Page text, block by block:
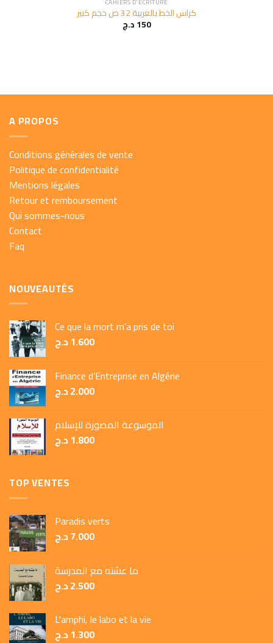
كراس الخط بالعربية 32 ص حجم كبير
150د.ج
A PROPOS
Conditions générales de vente
Politique de confidentialité
Mentions légales
Retour et remboursement
Qui sommes-nous
Contact
Faq
NOUVEAUTÉS
Ce que la mort m’a pris de toi
1.600د.ج
Finance d’Entreprise en Algérie
2.000د.ج
الموسوعة المصورة للإسلام
1.800د.ج
TOP VENTES
Paradis verts
7.000د.ج
ما عشته مع المدرسة
2.500د.ج
L'amphi, le labo et la vie
1.300د.ج